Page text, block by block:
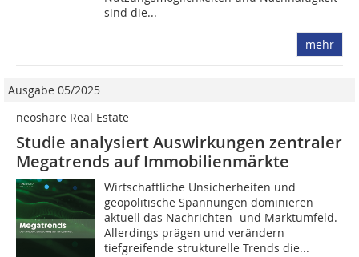
sind die...
mehr
Ausgabe 05/2025
neoshare Real Estate
Studie analysiert Auswirkungen zentraler
Megatrends auf Immobilienmärkte
Wirtschaftliche Unsicherheiten und
geopolitische Spannungen dominieren
aktuell das Nachrichten- und Marktumfeld.
Allerdings prägen und verändern
tiefgreifende strukturelle Trends die...